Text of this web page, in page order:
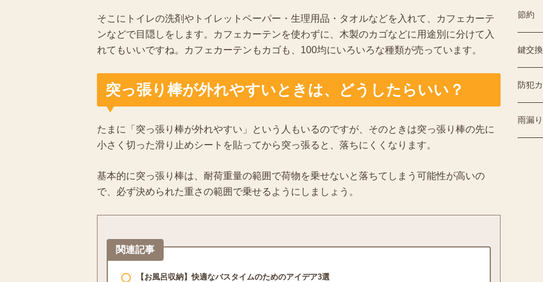
そこにトイレの洗剤やトイレットペーパー・生理用品・タオルなどを入れて、カフェカーテ
ンなどで目隠しをします。カフェカーテンを使わずに、木製のカゴなどに用途別に分けて入
れてもいいですね。カフェカーテンもカゴも、100均にいろいろな種類が売っています。
突っ張り棒が外れやすいときは、どうしたらいい？
たまに「突っ張り棒が外れやすい」という人もいるのですが、そのときは突っ張り棒の先に
小さく切った滑り止めシートを貼ってから突っ張ると、落ちにくくなります。
基本的に突っ張り棒は、耐荷重量の範囲で荷物を乗せないと落ちてしまう可能性が高いの
で、必ず決められた重さの範囲で乗せるようにしましょう。
関連記事
【お風呂収納】快適なバスタイムのためのアイデア3選
節約
鍵交換
防犯
雨漏り